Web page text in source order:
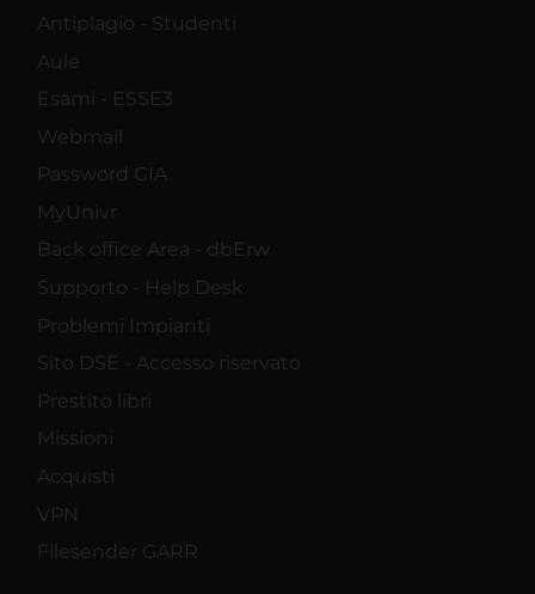
Antiplagio - Studenti
Aule
Esami - ESSE3
Webmail
Password GIA
MyUnivr
Back office Area - dbErw
Supporto - Help Desk
Problemi Impianti
Sito DSE - Accesso riservato
Prestito libri
Missioni
Acquisti
VPN
Filesender GARR